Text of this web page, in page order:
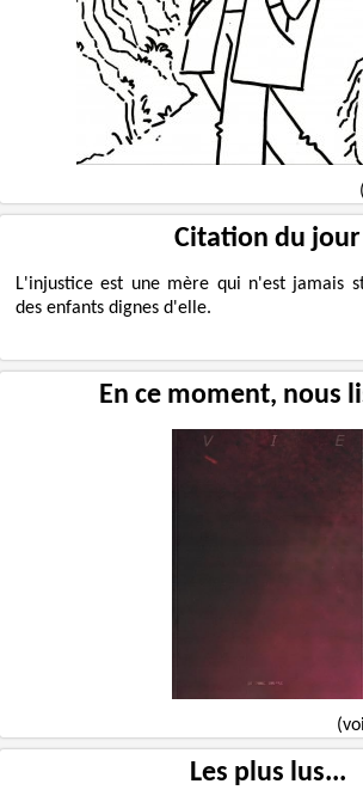
Citation du jour
L'injustice est une mère qui n'est jamais
des enfants dignes d'elle.
En ce moment, nous
Les plus lus...